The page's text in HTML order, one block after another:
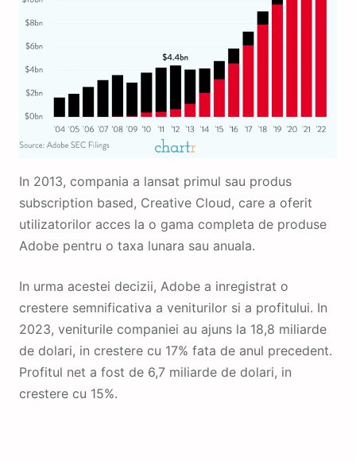
In 2013, compania a lansat primul sau produs
subscription based, Creative Cloud, care a oferit
utilizatorilor acces la o gama completa de produse
Adobe pentru o taxa lunara sau anuala.
In urma acestei decizii, Adobe a inregistrat o
crestere semnificativa a veniturilor si a profitului. In
2023, veniturile companiei au ajuns la 18,8 miliarde
de dolari, in crestere cu 17% fata de anul precedent.
Profitul net a fost de 6,7 miliarde de dolari, in
crestere cu 15%.